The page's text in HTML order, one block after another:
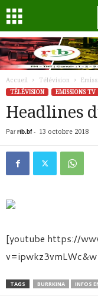
Accueil Télévision
TÉLÉVISION
EMISSIONS TV
Headlines
Par rtb.bf- 13 octobre 2018
[youtube https://
TAGS BURRKINA INFOS